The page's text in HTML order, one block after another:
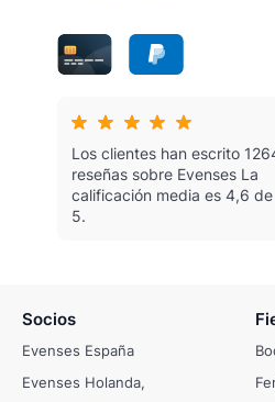
Los clientes han escrito
reseñas sobre Evenses La
calificación media es 4,6 de
5.
Socios
Evenses España
Evenses Holanda